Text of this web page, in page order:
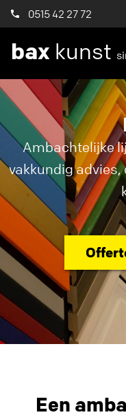
0515 42 27 72
bax kunst
Ambachtelijke
vakkundig
Een